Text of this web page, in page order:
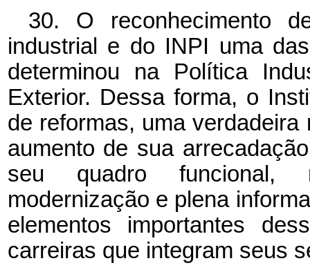
30. O reconhecimento
industrial e do INPI uma
determinou na Política
Exterior. Dessa forma, o
de reformas, uma
aumento de sua
seu quadro funcional,
modernização e plena
elementos importantes
carreiras que integram seus